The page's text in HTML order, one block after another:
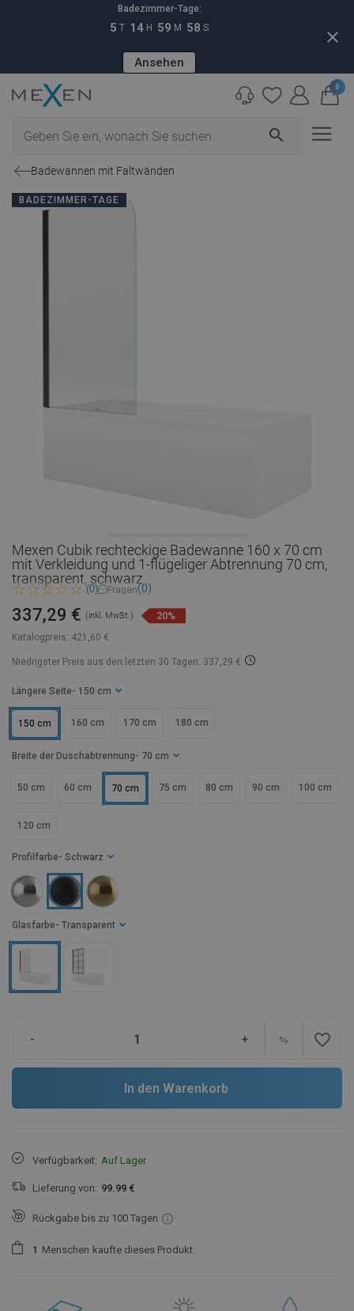
Badezimmer-Tage:
5 T 14 H 59 M 57 S
Ansehen
close
search
0
Badewannen mit Faltwänden
BADEZIMMER-TAGE
Mexen Cubik rechteckige Badewanne 160 x 70 cm
mit Verkleidung und 1-flügeliger Abtrennung 70 cm,
transparent, schwarz
(0) Fragen(0)
Katalogpreis: 421,60 €
337,29 € (inkl. MwSt.) 20%
Niedrigster Preis aus den letzten 30 Tagen: 337,29 €
Längere Seite - 150 cm
150 cm 160 cm 170 cm 180 cm
Glasfarbe - Transparent
Profilfarbe - Schwarz
Breite der Duschabtrennung - 70 cm
50 cm 60 cm 70 cm 75 cm 80 cm 90 cm 100 cm
120 cm
- + favorite_border
In den Warenkorb
Verfügbarkeit: Auf Lager
Lieferung von: 99.99 €
Rückgabe bis zu 100 Tagen
1 Menschen kaufte dieses Produkt.